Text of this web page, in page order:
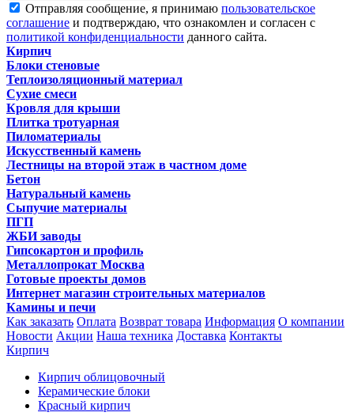
Отправляя сообщение, я принимаю пользовательское
соглашение и подтверждаю, что ознакомлен и согласен с
политикой конфиденциальности данного сайта.
Кирпич
Блоки стеновые
Теплоизоляционный материал
Сухие смеси
Кровля для крыши
Плитка тротуарная
Пиломатериалы
Искусственный камень
Лестницы на второй этаж в частном доме
Бетон
Натуральный камень
Сыпучие материалы
ПГП
ЖБИ заводы
Гипсокартон и профиль
Металлопрокат Москва
Готовые проекты домов
Интернет магазин строительных материалов
Камины и печи
Как заказать Оплата Возврат товара Информация О компании
Новости Акции Наша техника Доставка Контакты
Кирпич
Кирпич облицовочный
Керамические блоки
Красный кирпич